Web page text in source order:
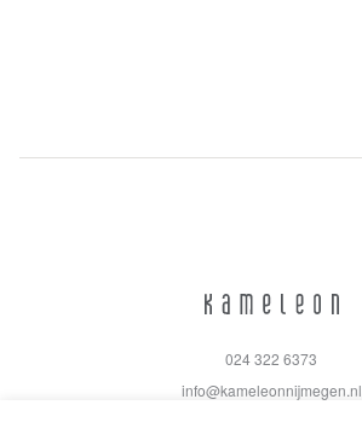
024 322 6373
info@kameleonnijmegen.nl